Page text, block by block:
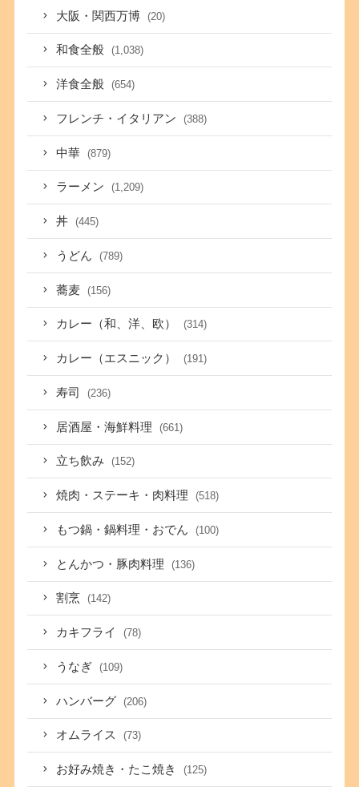
大阪・関西万博 (20)
和食全般 (1,038)
洋食全般 (654)
フレンチ・イタリアン (388)
中華 (879)
ラーメン (1,209)
丼 (445)
うどん (789)
蕎麦 (156)
カレー（和、洋、欧） (314)
カレー（エスニック） (191)
寿司 (236)
居酒屋・海鮮料理 (661)
立ち飲み (152)
焼肉・ステーキ・肉料理 (518)
もつ鍋・鍋料理・おでん (100)
とんかつ・豚肉料理 (136)
割烹 (142)
カキフライ (78)
うなぎ (109)
ハンバーグ (206)
オムライス (73)
お好み焼き・たこ焼き (125)